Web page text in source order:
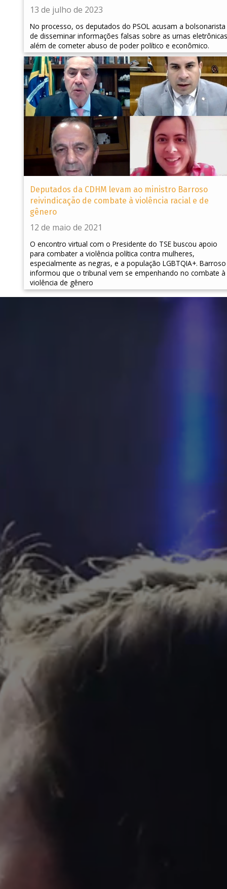
13 de julho de 2023
No processo, os deputados do PSOL acusam a bolsonarista
de disseminar informações falsas sobre as urnas
além de cometer abuso de poder político e econômico.
Deputados da CDHM levam ao ministro Barroso
reivindicação de combate à violência racial e de
gênero
12 de maio de 2021
O encontro virtual com o Presidente do TSE buscou apoio
para combater a violência política contra mulheres,
especialmente as negras, e a população LGBTQIA+. Barroso
informou que o tribunal vem se empenhando no combate à
violência de gênero